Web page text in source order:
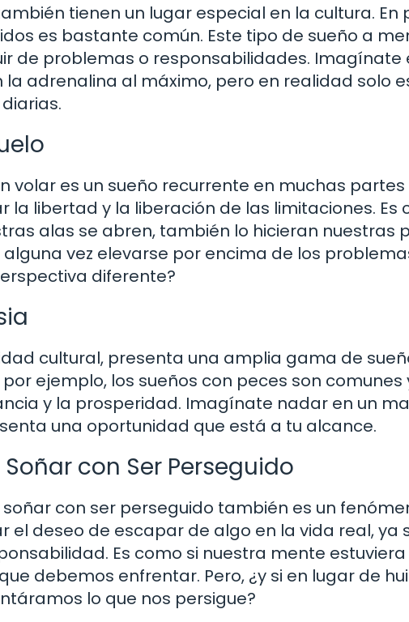
tienen un lugar especial en la cultura.
es bastante común. Este tipo de sueño a
de problemas o responsabilidades. Imagínate
la adrenalina al máximo, pero en realidad solo
volar es un sueño recurrente en muchas partes
la libertad y la liberación de las limitaciones. Es
alas se abren, también lo hicieran nuestras
vez elevarse por encima de los
diferente?
cultural, presenta una amplia gama de
ejemplo, los sueños con peces son
y la prosperidad. Imagínate nadar en un
una oportunidad que está a tu alcance.
con Ser Perseguido
con ser perseguido también es un
el deseo de escapar de algo en la vida real, ya
Es como si nuestra mente
debemos enfrentar. Pero, ¿y si en lugar de
lo que nos persigue?